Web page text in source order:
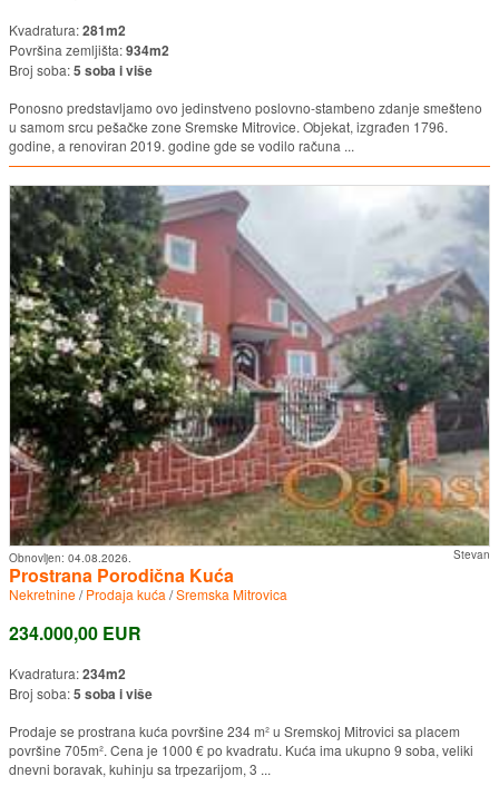
Kvadratura:281m2
Površina zemljišta:934m2
Broj soba:5 soba i više
Ponosno predstavljamo ovo jedinstveno poslovno-stambeno zdanje smešteno
u samom srcu pešačke zone Sremske Mitrovice. Objekat, izgrađen 1796.
godine, a renoviran 2019. godine gde se vodilo računa ...
Stevan
Obnovljen: 04.08.2026.
Prostrana Porodična Kuća
Nekretnine/Prodaja kuća /Sremska Mitrovica
234.000,00 EUR
Kvadratura:234m2
Broj soba:5 soba i više
Prodaje se prostrana kuća površine 234 m² u Sremskoj Mitrovici sa placem
površine 705m². Cena je 1000 € po kvadratu. Kuća ima ukupno 9 soba, veliki
dnevni boravak, kuhinju sa trpezarijom, 3 ...